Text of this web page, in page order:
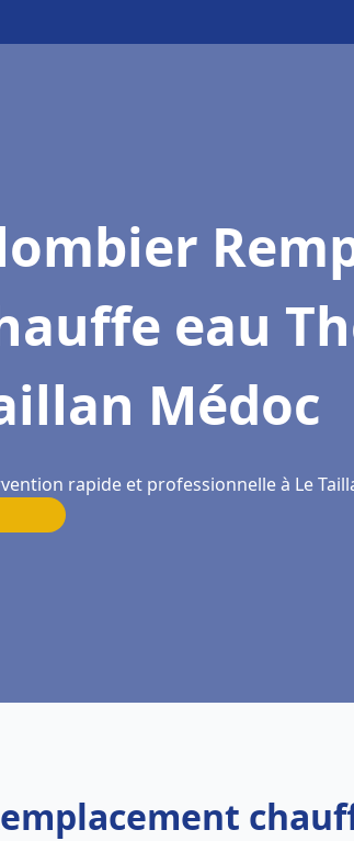
eau
Médoc
rapide et professionnelle à Le